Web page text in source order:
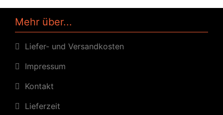
Mehr über...
Liefer- und Versandkosten
Impressum
Kontakt
Lieferzeit